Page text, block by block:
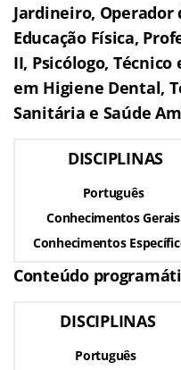
Jardineiro, Operador
Educação Física,
II, Psicólogo,
em Higiene Dental,
Sanitária e Saúde
DISCIPLINAS
Português
Conhecimentos Gerais
Conhecimentos
Conteúdo
DISCIPLINAS
Português